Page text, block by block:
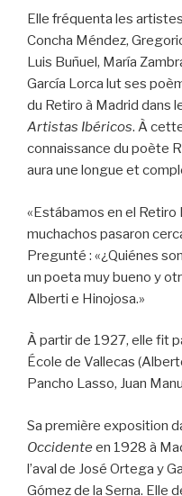
Elle fréquenta les
Concha Méndez,
Luis Buñuel, María
García Lorca lut ses
du Retiro à Madrid dans
Artistas Ibéricos. À
connaissance du poète
aura une longue et
«Estábamos en el Retiro
muchachos pasaron
Pregunté : «¿Quiénes
un poeta muy bueno y
Alberti e Hinojosa.»
À partir de 1927, elle fit
École de Vallecas
Pancho Lasso, Juan
Sa première exposition
Occidente en 1928 à
l’aval de José Ortega y
Gómez de la Serna. Elle